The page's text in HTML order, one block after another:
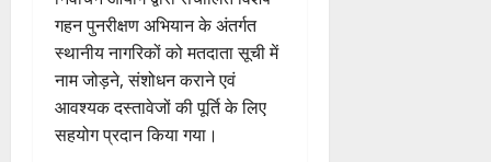
गहन पुनरीक्षण अभियान के अंतर्गत
स्थानीय नागरिकों को मतदाता सूची में
नाम जोड़ने, संशोधन कराने एवं
आवश्यक दस्तावेजों की पूर्ति के लिए
सहयोग प्रदान किया गया।